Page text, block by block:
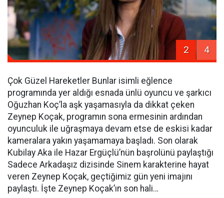
2 4
Çok Güzel Hareketler Bunlar isimli eğlence
programında yer aldığı esnada ünlü oyuncu ve şarkıcı
Oğuzhan Koç’la aşk yaşamasıyla da dikkat çeken
Zeynep Koçak, programın sona ermesinin ardından
oyunculuk ile uğraşmaya devam etse de eskisi kadar
kameralara yakın yaşamamaya başladı. Son olarak
Kubilay Aka ile Hazar Ergüçlü’nün başrolünü paylaştığı
Sadece Arkadaşız dizisinde Sinem karakterine hayat
veren Zeynep Koçak, geçtiğimiz gün yeni imajını
paylaştı. İşte Zeynep Koçak’ın son hali…